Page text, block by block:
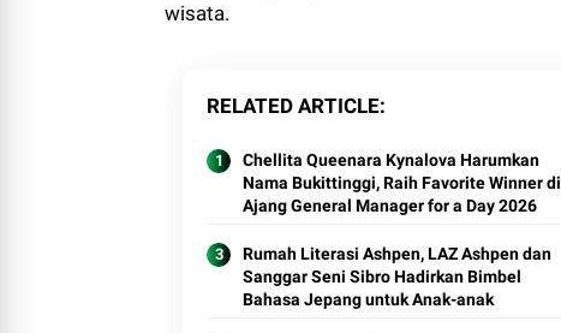
wisata.
RELATED ARTICLE
Chellita Queenara Kynalova Harumkan
Nama Bukittinggi, Raih Favorite Winner di
Ajang General Manager for a Day 2026
Rumah Literasi Ashpen, LAZ Ashpen dan
Sanggar Seni Sibro Hadirkan Bimbel
Bahasa Jepang untuk Anak-anak